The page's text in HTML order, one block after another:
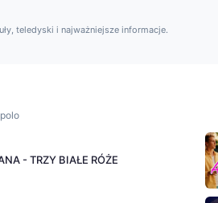
teledyski i najważniejsze informacje.
- TRZY BIAŁE RÓŻE